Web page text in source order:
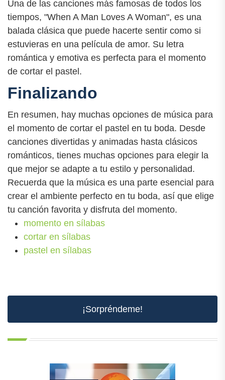
Una de las canciones más famosas de todos los
tiempos, "When A Man Loves A Woman", es una
balada clásica que puede hacerte sentir como si
estuvieras en una película de amor. Su letra
romántica y emotiva es perfecta para el momento
de cortar el pastel.
Finalizando
En resumen, hay muchas opciones de música para
el momento de cortar el pastel en tu boda. Desde
canciones divertidas y animadas hasta clásicos
románticos, tienes muchas opciones para elegir la
que mejor se adapte a tu estilo y personalidad.
Recuerda que la música es una parte esencial para
crear el ambiente perfecto en tu boda, así que elige
tu canción favorita y disfruta del momento.
momento en sílabas
cortar en sílabas
pastel en sílabas
¡Sorpréndeme!